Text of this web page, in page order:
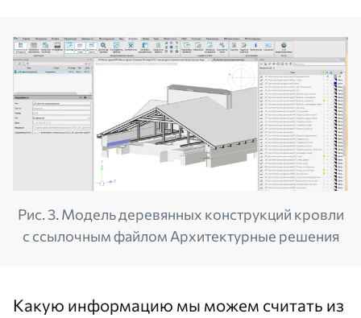
Рис. 3. Модель деревянных конструкций кровли
с ссылочным файлом Архитектурные решения
Какую информацию мы можем считать из